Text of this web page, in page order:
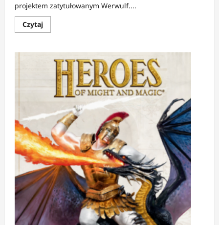
projektem zatytułowanym Werwulf....
CzytajDowiedz
się
NEWS:
Robert
Eggers
kręci
gotycki
horror
Werwulf
Aaronem
Taylor-
Johnsonem
Lily-
Rose
Depp